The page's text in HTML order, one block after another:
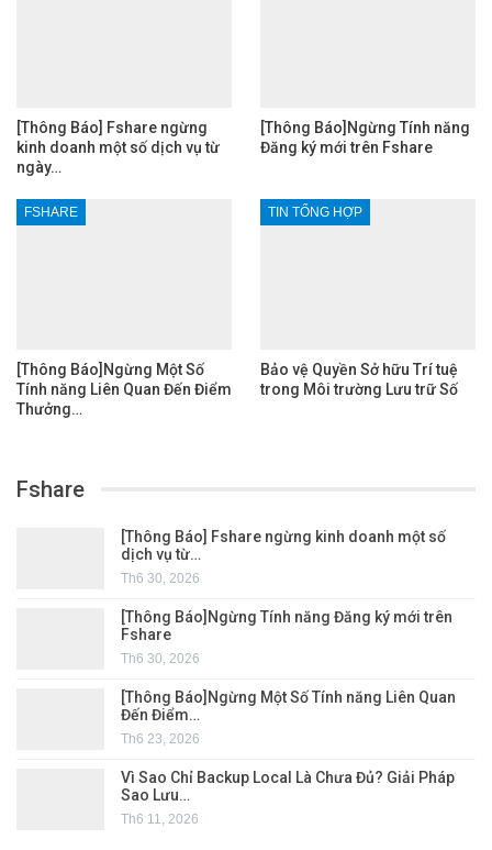
[Thông Báo] Fshare ngừng
kinh doanh một số dịch vụ từ
ngày…
[Thông Báo]Ngừng Tính năng
Đăng ký mới trên Fshare
FSHARE
[Thông Báo]Ngừng Một Số
Tính năng Liên Quan Đến Điểm
Thưởng…
TIN TỔNG HỢP
Bảo vệ Quyền Sở hữu Trí tuệ
trong Môi trường Lưu trữ Số
Fshare
[Thông Báo] Fshare ngừng kinh doanh một số
dịch vụ từ…
Th6 30, 2026
[Thông Báo]Ngừng Tính năng Đăng ký mới trên
Fshare
Th6 30, 2026
[Thông Báo]Ngừng Một Số Tính năng Liên Quan
Đến Điểm…
Th6 23, 2026
Vì Sao Chỉ Backup Local Là Chưa Đủ? Giải Pháp
Sao Lưu…
Th6 11, 2026